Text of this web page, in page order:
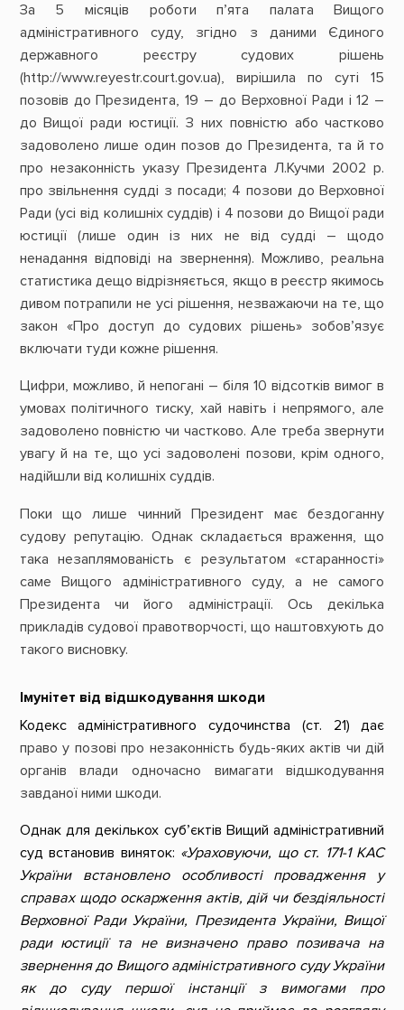
За 5 місяців роботи п’ята палата Вищого
адміністративного суду, згідно з даними Єдиного
державного реєстру судових рішень
(http://www.reyestr.court.gov.ua), вирішила по суті 15
позовів до Президента, 19 – до Верховної Ради і 12 –
до Вищої ради юстиції. З них повністю або частково
задоволено лише один позов до Президента, та й то
про незаконність указу Президента Л.Кучми 2002 р.
про звільнення судді з посади; 4 позови до Верховної
Ради (усі від колишніх суддів) і 4 позови до Вищої ради
юстиції (лише один із них не від судді – щодо
ненадання відповіді на звернення). Можливо, реальна
статистика дещо відрізняється, якщо в реєстр якимось
дивом потрапили не усі рішення, незважаючи на те, що
закон «Про доступ до судових рішень» зобов’язує
включати туди кожне рішення.
Цифри, можливо, й непогані – біля 10 відсотків вимог в
умовах політичного тиску, хай навіть і непрямого, але
задоволено повністю чи частково. Але треба звернути
увагу й на те, що усі задоволені позови, крім одного,
надійшли від колишніх суддів.
Поки що лише чинний Президент має бездоганну
судову репутацію. Однак складається враження, що
така незаплямованість є результатом «старанності»
саме Вищого адміністративного суду, а не самого
Президента чи його адміністрації. Ось декілька
прикладів судової правотворчості, що наштовхують до
такого висновку.
Імунітет від відшкодування шкоди
Кодекс адміністративного судочинства (ст. 21) дає
право у позові про незаконність будь-яких актів чи дій
органів влади одночасно вимагати відшкодування
завданої ними шкоди.
Однак для декількох суб’єктів Вищий адміністративний
суд встановив виняток: «Ураховуючи, що ст. 171-1 КАС
України встановлено особливості провадження у
справах щодо оскарження актів, дій чи бездіяльності
Верховної Ради України, Президента України, Вищої
ради юстиції та не визначено право позивача на
звернення до Вищого адміністративного суду України
як до суду першої інстанції з вимогами про